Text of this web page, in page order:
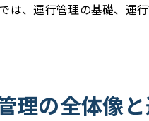
は、運行管理の基礎、運
理の全体像